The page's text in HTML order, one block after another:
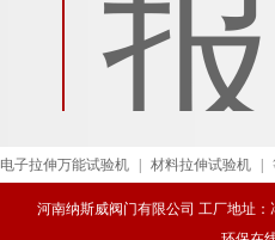
电子拉伸万能试验机 材料拉伸试验机
河南纳斯威阀门有限公司 工厂地址：